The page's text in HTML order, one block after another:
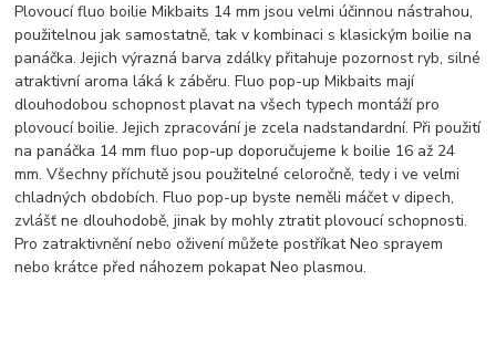
Plovoucí fluo boilie Mikbaits 14 mm jsou velmi účinnou nástrahou,
použitelnou jak samostatně, tak v kombinaci s klasickým boilie na
panáčka. Jejich výrazná barva zdálky přitahuje pozornost ryb, silné
atraktivní aroma láká k záběru. Fluo pop-up Mikbaits mají
dlouhodobou schopnost plavat na všech typech montáží pro
plovoucí boilie. Jejich zpracování je zcela nadstandardní. Při použití
na panáčka 14 mm fluo pop-up doporučujeme k boilie 16 až 24
mm. Všechny příchutě jsou použitelné celoročně, tedy i ve velmi
chladných obdobích. Fluo pop-up byste neměli máčet v dipech,
zvlášť ne dlouhodobě, jinak by mohly ztratit plovoucí schopnosti.
Pro zatraktivnění nebo oživení můžete postříkat Neo sprayem
nebo krátce před náhozem pokapat Neo plasmou.